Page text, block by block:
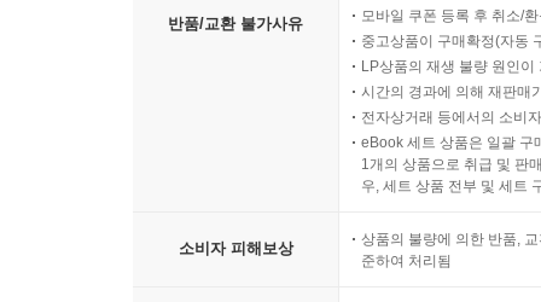
반품/교환 불가사유
모바일 쿠폰 등록 후 취소/
중고상품이 구매확정(자동
LP상품의 재생 불량 원인
시간의 경과에 의해 재판매
전자상거래 등에서의 소비
eBook 세트 상품은 일괄 구
1개의 상품으로 취급 및 판
우, 세트 상품 전부 및 세트
소비자 피해보상
상품의 불량에 의한 반품,
준하여 처리됨